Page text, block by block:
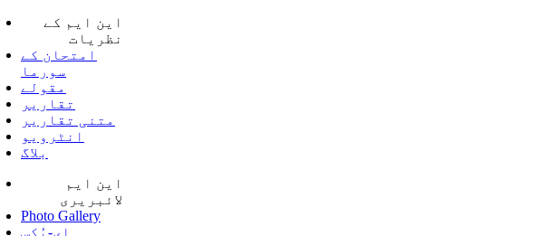
این ایم کے
نظریات
امتحان کے
سورما
مقولے
تقاریر
متنی تقاریر
انٹرویو
بلاگ
این ایم
لائبریری
Photo Gallery
ای-بُکس